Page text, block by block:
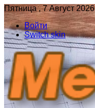
Пятница , 7 Август 2026
Войти
Switch skin